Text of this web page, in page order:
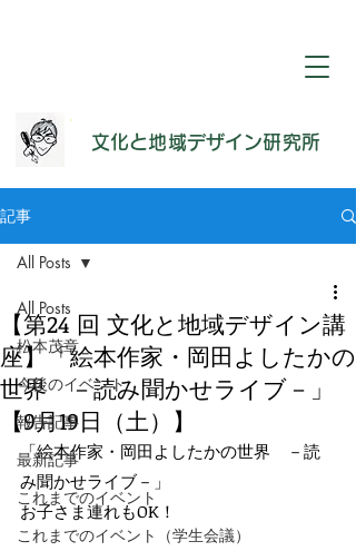
​文化と地域デザイン研究所
記事
All Posts
松本茂章
今後のイベント
報告記事
最新記事
これまでのイベント
これまでのイベント（学生会議）
All Posts
【第24 回 文化と地域デザイン講
座】「絵本作家・岡田よしたかの
世界 －読み聞かせライブ－」
【9月19日（土）】
「絵本作家・岡田よしたかの世界　－読
み聞かせライブ－」
お子さま連れもOK！